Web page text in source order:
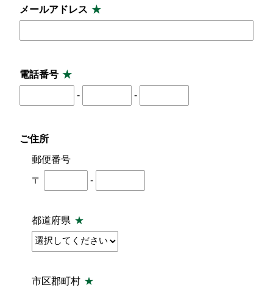
メールアドレス
電話番号
- -
ご住所
郵便番号
〒 -
都道府県
市区郡町村